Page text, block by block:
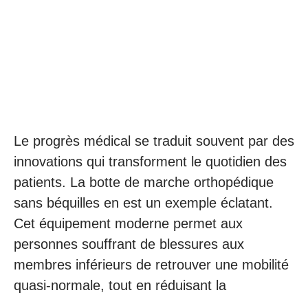
Le progrès médical se traduit souvent par des
innovations qui transforment le quotidien des
patients. La botte de marche orthopédique
sans béquilles en est un exemple éclatant.
Cet équipement moderne permet aux
personnes souffrant de blessures aux
membres inférieurs de retrouver une mobilité
quasi-normale, tout en réduisant la